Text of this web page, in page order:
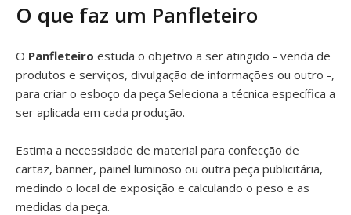
O que faz um Panfleteiro
O Panfleteiro estuda o objetivo a ser atingido - venda de
produtos e serviços, divulgação de informações ou outro -,
para criar o esboço da peça Seleciona a técnica específica a
ser aplicada em cada produção.
Estima a necessidade de material para confecção de
cartaz, banner, painel luminoso ou outra peça publicitária,
medindo o local de exposição e calculando o peso e as
medidas da peça.